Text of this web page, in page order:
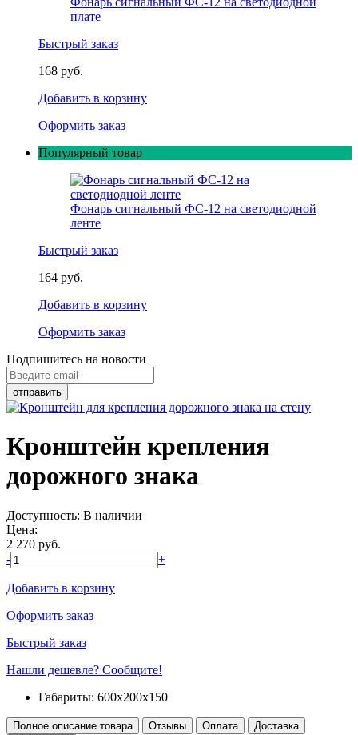
плате
Быстрый заказ
168 руб.
Добавить в корзину
Оформить заказ
Популярный товар
Фонарь сигнальный ФС-12 на светодиодной
ленте
Быстрый заказ
164 руб.
Добавить в корзину
Оформить заказ
Подпишитесь на новости
Кронштейн крепления
дорожного знака
Доступность: В наличии
Цена:
2 270 руб.
-
+
Добавить в корзину
Оформить заказ
Быстрый заказ
Нашли дешевле? Сообщите!
Габариты: 600х200х150
Полное описание товара Отзывы Оплата
Доставка